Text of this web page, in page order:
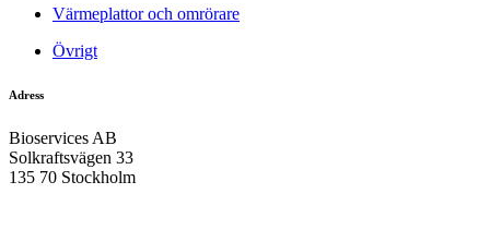
Värmeplattor och omrörare
Övrigt
Adress
Bioservices AB
Solkraftsvägen 33
135 70 Stockholm